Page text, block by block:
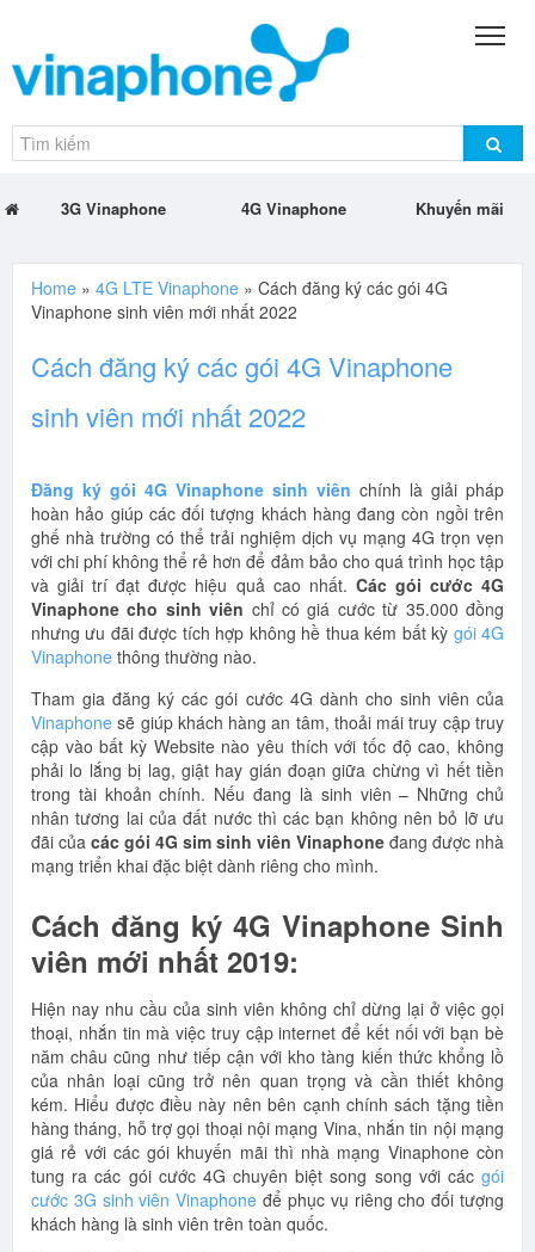
3G Vinaphone 4G Vinaphone Khuyến mãi
Home » 4G LTE Vinaphone » Cách đăng ký các gói 4G
Vinaphone sinh viên mới nhất 2022
Cách đăng ký các gói 4G Vinaphone
sinh viên mới nhất 2022
Đăng ký gói 4G Vinaphone sinh viên chính là giải pháp
hoàn hảo giúp các đối tượng khách hàng đang còn ngồi trên
ghế nhà trường có thể trải nghiệm dịch vụ mạng 4G trọn vẹn
với chi phí không thể rẻ hơn để đảm bảo cho quá trình học tập
và giải trí đạt được hiệu quả cao nhất. Các gói cước 4G
Vinaphone cho sinh viên chỉ có giá cước từ 35.000 đồng
nhưng ưu đãi được tích hợp không hề thua kém bất kỳ gói 4G
Vinaphone thông thường nào.
Tham gia đăng ký các gói cước 4G dành cho sinh viên của
Vinaphone sẽ giúp khách hàng an tâm, thoải mái truy cập truy
cập vào bất kỳ Website nào yêu thích với tốc độ cao, không
phải lo lắng bị lag, giật hay gián đoạn giữa chừng vì hết tiền
trong tài khoản chính. Nếu đang là sinh viên – Những chủ
nhân tương lai của đất nước thì các bạn không nên bỏ lỡ ưu
đãi của các gói 4G sim sinh viên Vinaphone đang được nhà
mạng triển khai đặc biệt dành riêng cho mình.
Cách đăng ký 4G Vinaphone Sinh
viên mới nhất 2019:
Hiện nay nhu cầu của sinh viên không chỉ dừng lại ở việc gọi
thoại, nhắn tin mà việc truy cập internet để kết nối với bạn bè
năm châu cũng như tiếp cận với kho tàng kiến thức khổng lồ
của nhân loại cũng trở nên quan trọng và cần thiết không
kém. Hiểu được điều này nên bên cạnh chính sách tặng tiền
hàng tháng, hỗ trợ gọi thoại nội mạng Vina, nhắn tin nội mạng
giá rẻ với các gói khuyến mãi thì nhà mạng Vinaphone còn
tung ra các gói cước 4G chuyên biệt song song với các gói
cước 3G sinh viên Vinaphone để phục vụ riêng cho đối tượng
khách hàng là sinh viên trên toàn quốc.